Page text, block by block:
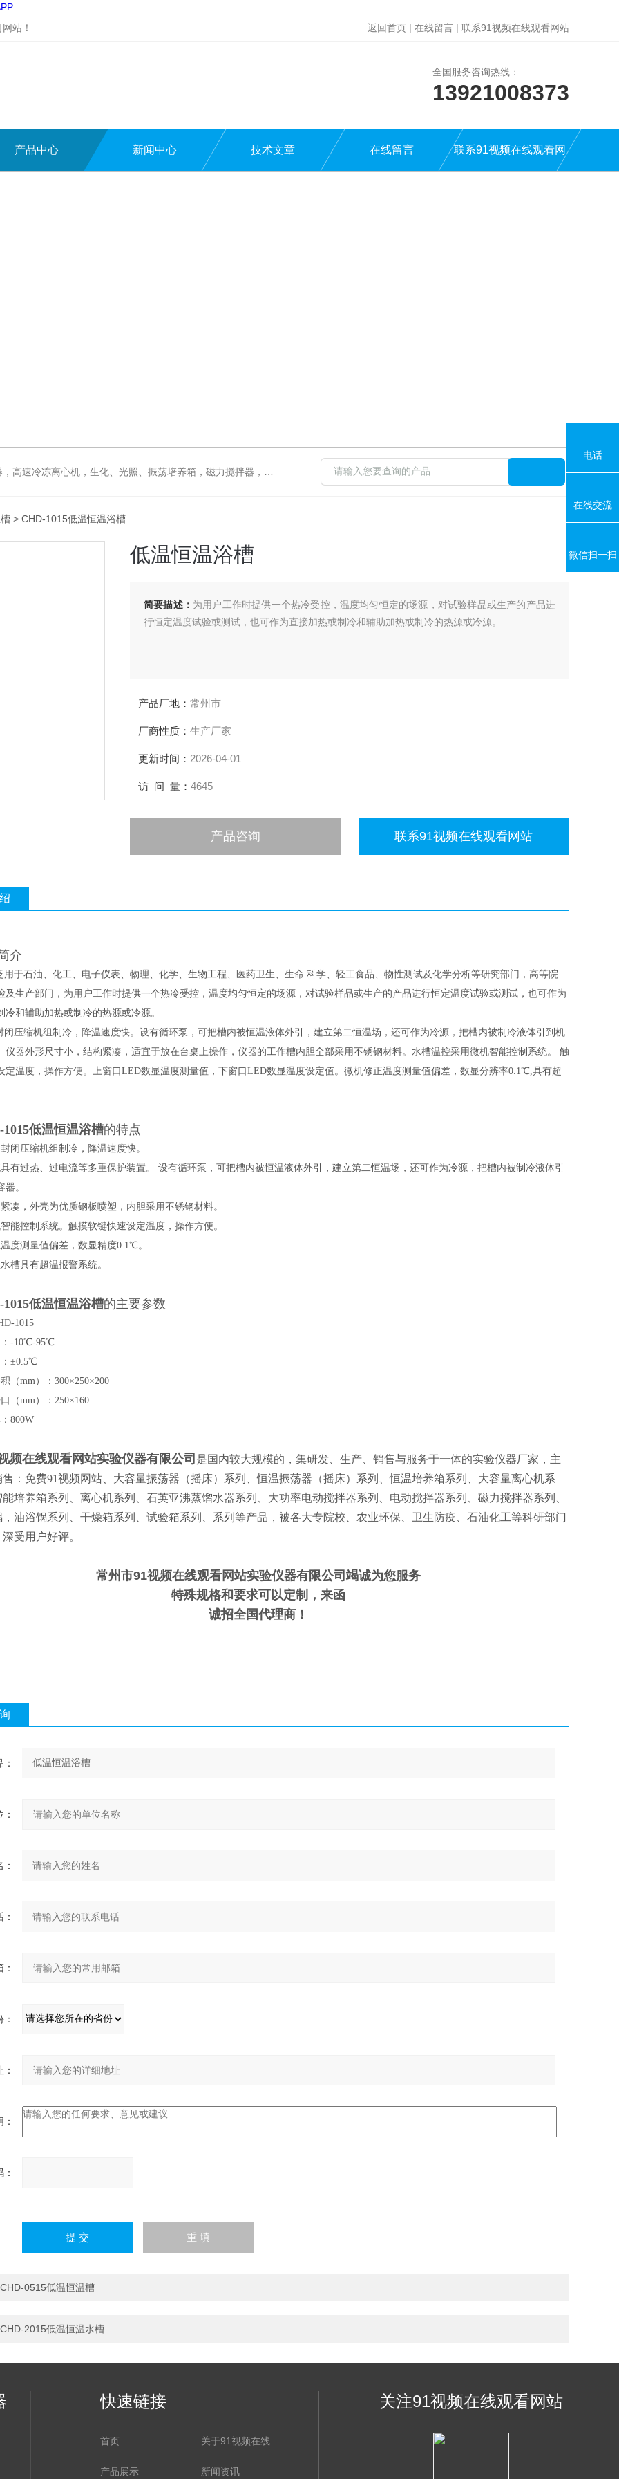
站！
返回首页 | 在线留言 | 联系91视频在线观看网站
全国服务咨询热线：
13921008373
产品中心 新闻中心 技术文章 在线留言 联系91视频在线观看网
动搅拌器，大功率电动搅拌器，强力恒速电动搅拌器，水浴锅，油浴锅，油浴，石英亚沸蒸馏水器，箱式电阻炉，不锈钢真空干燥箱
> CHD-1015低温恒温浴槽
低温恒温浴槽
简要描述： 为用户工作时提供一个热冷受控，温度均匀恒定的场源，对试验样品或生产的产品进
行恒定温度试验或测试，也可作为直接加热或制冷和辅助加热或制冷的热源或冷源。
产品厂地： 常州市
厂商性质： 生产厂家
更新时间： 2026-04-01
访 问 量： 4645
产品咨询 联系91视频在线观看网站
介
于石油、化工、电子仪表、物理、化学、生物工程、医药卫生、生命 科学、轻工食品、物性测试及化学分析等研究部门，高等院
及生产部门，为用户工作时提供一个热冷受控，温度均匀恒定的场源，对试验样品或生产的产品进行恒定温度试验或测试，也可作为
冷和辅助加热或制冷的热源或冷源。
压缩机组制冷，降温速度快。设有循环泵，可把槽内被恒温液体外引，建立第二恒温场，还可作为冷源，把槽内被制冷液体引到机
仪器外形尺寸小，结构紧凑，适宜于放在台桌上操作，仪器的工作槽内胆全部采用不锈钢材料。水槽温控采用微机智能控制系统。 触
定温度，操作方便。上窗口LED数显温度测量值，下窗口LED数显温度设定值。微机修正温度测量值偏差，数显分辨率0.1℃,具有超
低温恒温浴槽的特点
闭压缩机组制冷，降温速度快。
有过热、过电流等多重保护装置。 设有循环泵，可把槽内被恒温液体外引，建立第二恒温场，还可作为冷源，把槽内被制冷液体引
。
凑，外壳为优质钢板喷塑，内胆采用不锈钢材料。
能控制系统。触摸软键快速设定温度，操作方便。
度测量值偏差，数显精度0.1℃。
槽具有超温报警系统。
低温恒温浴槽的主要参数
1015
：-10℃-95℃
±0.5℃
（mm）：300×250×200
（mm）：250×160
800W
频在线观看网站实验仪器有限公司 是国内较大规模的，集研发、生产、销售与服务于一体的实验仪器厂家，主
：免费91视频网站、大容量振荡器（摇床）系列、恒温振荡器（摇床）系列、恒温培养箱系列、大容量离心机系
培养箱系列、离心机系列、石英亚沸蒸馏水器系列、大功率电动搅拌器系列、电动搅拌器系列、磁力搅拌器系列、
油浴锅系列、干燥箱系列、试验箱系列、系列等产品，被各大专院校、农业环保、卫生防疫、石油化工等科研部门
受用户好评。
常州市91视频在线观看网站实验仪器有限公司竭诚为您服务
特殊规格和要求可以定制，来函
诚招全国代理商！
入
计算结果（填写阿拉伯数
字），如：三加四=7
CHD-0515低温恒温槽
CHD-2015低温恒温水槽
快速链接
首页
产品展示 新闻资讯
关注91视频在线观看网站
电话
在线交流
微信扫一扫